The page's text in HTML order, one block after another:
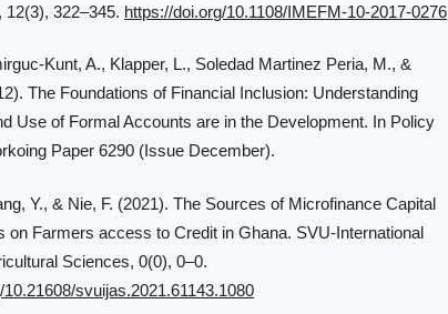
12(3), 322–345. https://doi.org/10.1108/IMEFM-10-2017-0276
Kunt, A., Klapper, L., Soledad Martinez Peria, M., &
The Foundations of Financial Inclusion: Understanding
Use of Formal Accounts are in the Development. In Policy
Paper 6290 (Issue December).
Y., & Nie, F. (2021). The Sources of Microfinance Capital
on Farmers access to Credit in Ghana. SVU-International
Sciences, 0(0), 0–0.
svuijas.2021.61143.1080